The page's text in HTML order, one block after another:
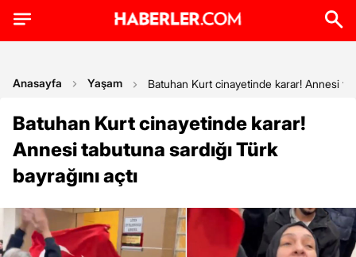
Anasayfa Yaşam Batuhan Kurt cinayetinde karar! Annesi
Batuhan Kurt cinayetinde karar!
Annesi tabutuna sardığı Türk
bayrağını açtı